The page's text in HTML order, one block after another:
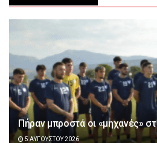
Πήραν μπροστά οι «μηχανές»
5 ΑΥΓΟΎΣΤΟΥ 2026